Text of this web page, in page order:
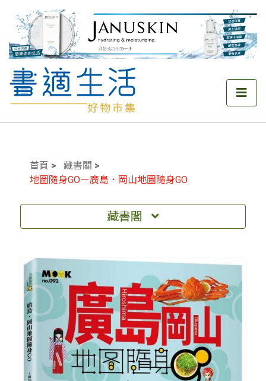
首頁
藏書閣
地圖隨身GO－廣島．岡山地圖隨身GO
藏書閣